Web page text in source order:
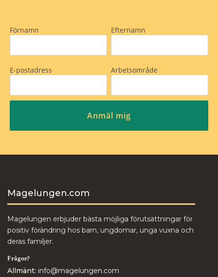
Magelungen.com
Magelungen erbjuder bästa möjliga förutsättningar för
positiv förändring hos barn, ungdomar, unga vuxna och
deras familjer.
Frågor?
Allmänt: info@magelungen.com